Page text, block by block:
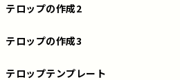
テロップの作成2
テロップの作成3
テロップテンプレート